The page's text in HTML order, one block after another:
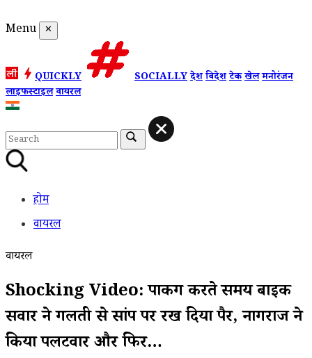
Menu ✕
QUICKLY SOCIALLYदेशविदेशटेकखेलमनोरंजन
लाइफस्टाइलवायरल
होम
वायरल
वायरल
Shocking Video: पार्किंग करते समय बाइक
सवार ने गलती से सांप पर रख दिया पैर, नागराज ने
किया पलटवार और फिर…